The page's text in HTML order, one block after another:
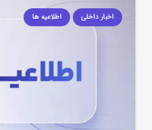
اخبار داخلی اطلاعیه ها